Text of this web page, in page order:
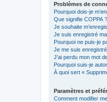
Problèmes de
Pourquoi dois-je
Que signifie COPPA ?
Je souhaite
Je suis enregistré
Pourquoi ne puis-je
Je me suis
J’ai perdu mon mot
Pourquoi suis-je
À quoi sert «
Paramètres et
Comment modifier